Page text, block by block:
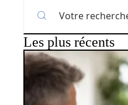
Les plus récents